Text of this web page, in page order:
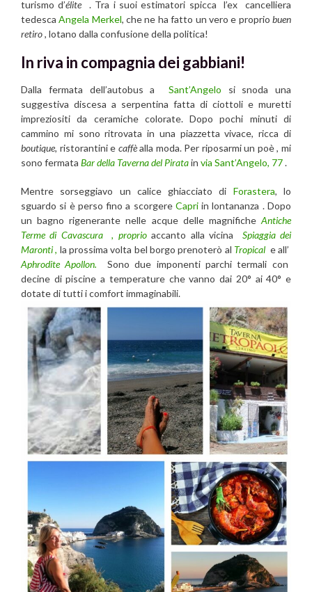
turismo d’élite
. Tra i suoi estimatori spicca l’ex cancelliera
tedescaAngela Merkel, che ne ha fatto un vero e propriobuen
retiro, lotano dalla confusione della politica!
In riva in compagnia dei gabbiani!
Dalla fermata dell’autobus a Sant’Angelo si snoda una
suggestiva discesa a serpentina fatta di ciottoli e muretti
impreziositi da ceramiche colorate. Dopo pochi minuti di
cammino mi sono ritrovata in una piazzetta vivace, ricca di
boutique, ristorantini e caffèalla moda. Per riposarmi un poè , mi
sono fermata Bar della Taverna del Piratain via Sant’Angelo, 77.
Mentre sorseggiavo un calice ghiacciato di Forastera, lo
sguardo si è perso fino a scorgere Capriin lontananza . Dopo
un bagno rigenerante nelle acque delle magnifiche Antiche
Terme di Cavascura , proprioaccanto alla vicina
Spiaggia dei
Maronti, la prossima volta bel borgo prenoterò al Tropical e all’
Aphrodite Apollon. Sonodue imponenti parchi termali con
decine di piscine a temperature che vanno dai 20° ai 40° e
dotate di tutti i comfort immaginabili.